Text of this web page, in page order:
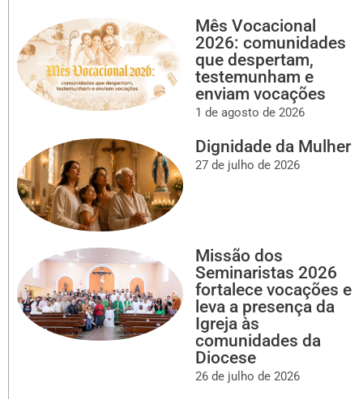
Mês Vocacional
2026: comunidades
que despertam,
testemunham e
enviam vocações
1 de agosto de 2026
Dignidade da Mulher
27 de julho de 2026
Missão dos
Seminaristas 2026
fortalece vocações e
leva a presença da
Igreja às
comunidades da
Diocese
26 de julho de 2026